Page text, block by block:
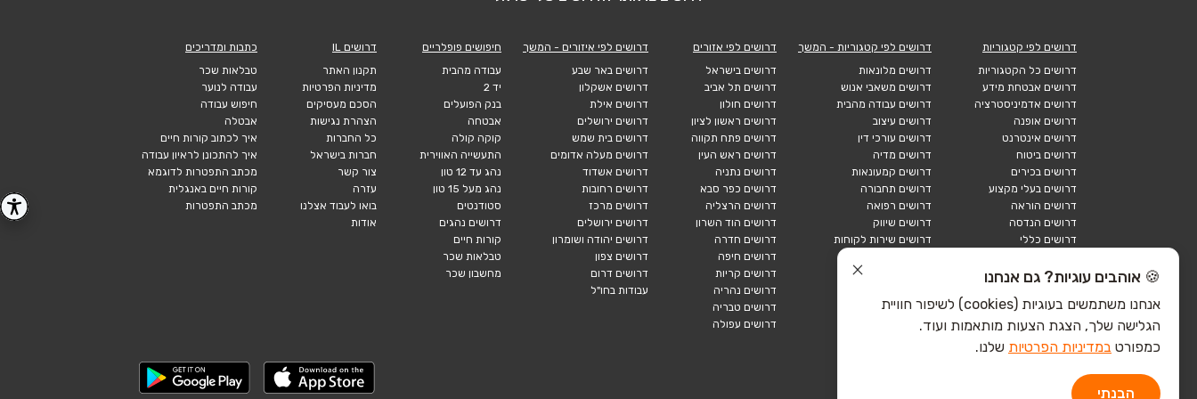
דרושים לפי קטגוריות
דרושים כל הקטגוריות
דרושים אבטחת מידע
דרושים אדמיניסטרציה
דרושים אופנה
דרושים אינטרנט
דרושים ביטוח
דרושים בכירים
דרושים בעלי מקצוע
דרושים הוראה
דרושים הנדסה
דרושים כללי
דרושים לוגיסטיקה
דרושים מכירות
הייטק חומרה
דרושים לפי קטגוריות - המשך
דרושים מלונאות
דרושים משאבי אנוש
דרושים עבודה מהבית
דרושים עיצוב
דרושים עורכי דין
דרושים מדיה
דרושים קמעונאות
דרושים תחבורה
דרושים רפואה
דרושים שיווק
דרושים שירות לקוחות
הייטק כללי
הייטק תוכנה
דרושים לפי אזורים
דרושים בישראל
דרושים תל אביב
דרושים חולון
דרושים ראשון לציון
דרושים פתח תקווה
דרושים ראש העין
דרושים נתניה
דרושים כפר סבא
דרושים הרצליה
דרושים הוד השרון
דרושים חדרה
דרושים חיפה
דרושים קריות
דרושים נהריה
דרושים טבריה
דרושים עפולה
דרושים לפי איזורים - המשך
דרושים באר שבע
דרושים אשקלון
דרושים אילת
דרושים ירושלים
דרושים בית שמש
דרושים מעלה אדומים
דרושים אשדוד
דרושים רחובות
דרושים מרכז
דרושים ירושלים
דרושים יהודה ושומרון
דרושים צפון
דרושים דרום
עבודות בחו"ל
חיפושים פופלריים
עבודה מהבית
יד 2
בנק הפועלים
אבטחה
קוקה קולה
התעשייה האווירית
נהג עד 12 טון
נהג מעל 15 טון
סטודנטים
דרושים נהגים
קורות חיים
טבלאות שכר
מחשבון שכר
דרושים IL
תקנון האתר
מדיניות הפרטיות
הסכם מעסיקים
הצהרת נגישות
כל החברות
חברות בישראל
צור קשר
עזרה
בואו לעבוד אצלנו
אודות
כתבות ומדריכים
טבלאות שכר
עבודה לנוער
חיפוש עבודה
אבטלה
איך לכתוב קורות חיים
איך להתכונן לראיון עבודה
מכתב התפטרות לדוגמא
קורות חיים באנגלית
מכתב התפטרות
🍪 אוהבים עוגיות? גם אנחנו
אנחנו משתמשים בעוגיות (cookies) לשיפור חוויית
הגלישה שלך, הצגת הצעות מותאמות ועוד.
כמפורט במדיניות הפרטיות שלנו.
הבנתי